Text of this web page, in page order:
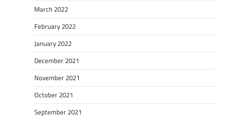
March 2022
February 2022
January 2022
December 2021
November 2021
October 2021
September 2021